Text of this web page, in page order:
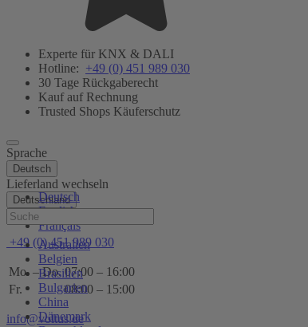
Experte für KNX & DALI
Hotline: +49 (0) 451 989 030
30 Tage Rückgaberecht
Kauf auf Rechnung
Trusted Shops Käuferschutz
Sprache
Deutsch
Deutsch
English
Français
Lieferland wechseln
Deutschland
Australien
Belgien
Brasilien
Bulgarien
China
Dänemark
Hilfe
+49 (0) 451 989 030
Mo. – Do. 07:00 – 16:00
Fr.
08:00 – 15:00
info@voltus.de